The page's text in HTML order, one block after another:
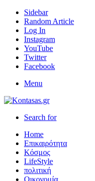
Sidebar
Random Article
Log In
Instagram
YouTube
Twitter
Facebook
Menu
Search for
Home
Επικαιρότητα
Κόσμος
LifeStyle
πολιτική
Οικονομία